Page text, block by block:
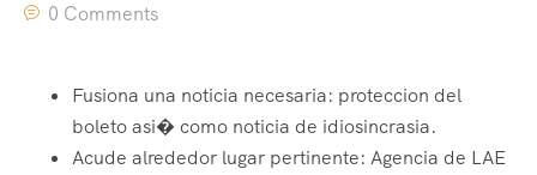
0 Comments
Fusiona una noticia necesaria: proteccion del
boleto asi� como noticia de idiosincrasia.
Acude alrededor lugar pertinente: Agencia de LAE